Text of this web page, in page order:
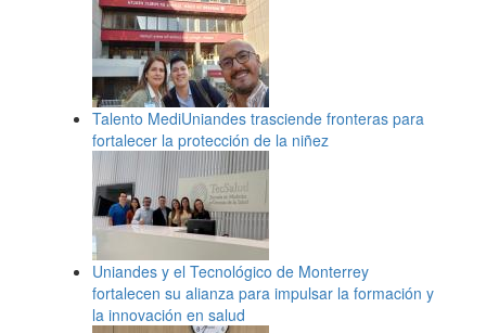
Talento MediUniandes trasciende fronteras para
fortalecer la protección de la niñez
Uniandes y el Tecnológico de Monterrey
fortalecen su alianza para impulsar la formación y
la innovación en salud